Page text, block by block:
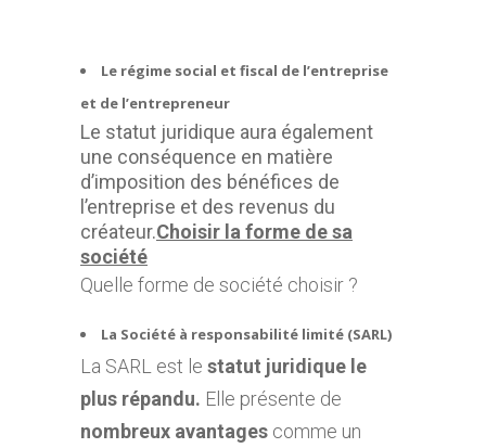
Le régime social et fiscal de l’entreprise
et de l’entrepreneur
Le statut juridique aura également
une conséquence en matière
d’imposition des bénéfices de
l’entreprise et des revenus du
créateur.Choisir la forme de sa
société
Quelle forme de société choisir ?
La Société à responsabilité limité (SARL)
La SARL est le statut juridique le
plus répandu. Elle présente de
nombreux avantages comme un